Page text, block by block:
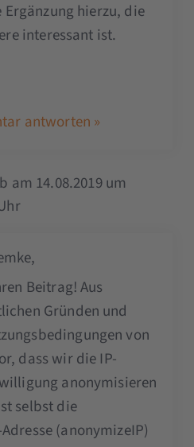
hierzu, die
interessant ist.
antworten »
am 14.08.2019 um
Beitrag! Aus
Gründen und
von
dass wir die IP-
anonymisieren
selbst die
(anonymizeIP)